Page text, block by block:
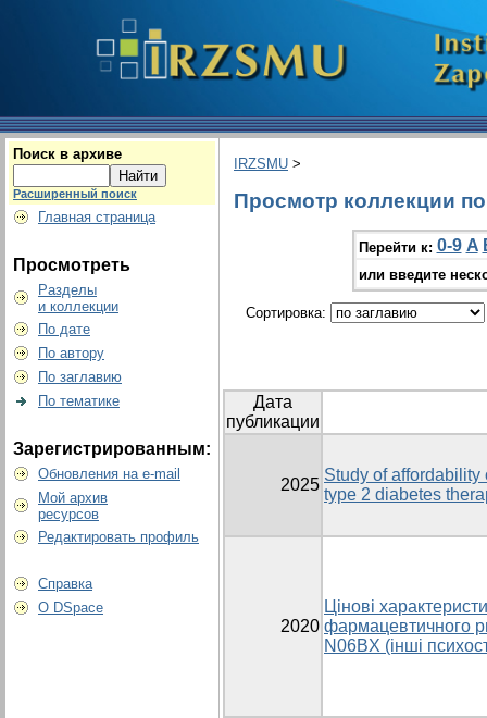
Поиск в архиве
Расширенный поиск
Главная страница
Просмотреть
Разделы
и коллекции
По дате
По автору
По заглавию
По тематике
Зарегистрированным:
Обновления на e-mail
Мой архив
ресурсов
Редактировать профиль
Справка
О DSpace
IRZSMU >
Просмотр коллекции
Перейти к: 0-9 A
или введите
Сортировка:
Дата
публикации
2025
Study of
type 2 diabetes
2020
Цінові
фармацевтичного
N06BX (інші